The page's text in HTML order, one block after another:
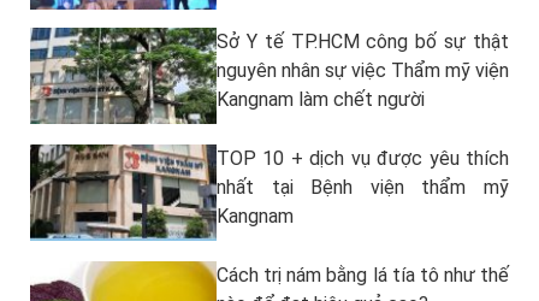
Sở Y tế TP.HCM công bố sự thật
nguyên nhân sự việc Thẩm mỹ viện
Kangnam làm chết người
TOP 10 + dịch vụ được yêu thích
nhất tại Bệnh viện thẩm mỹ
Kangnam
Cách trị nám bằng lá tía tô như thế